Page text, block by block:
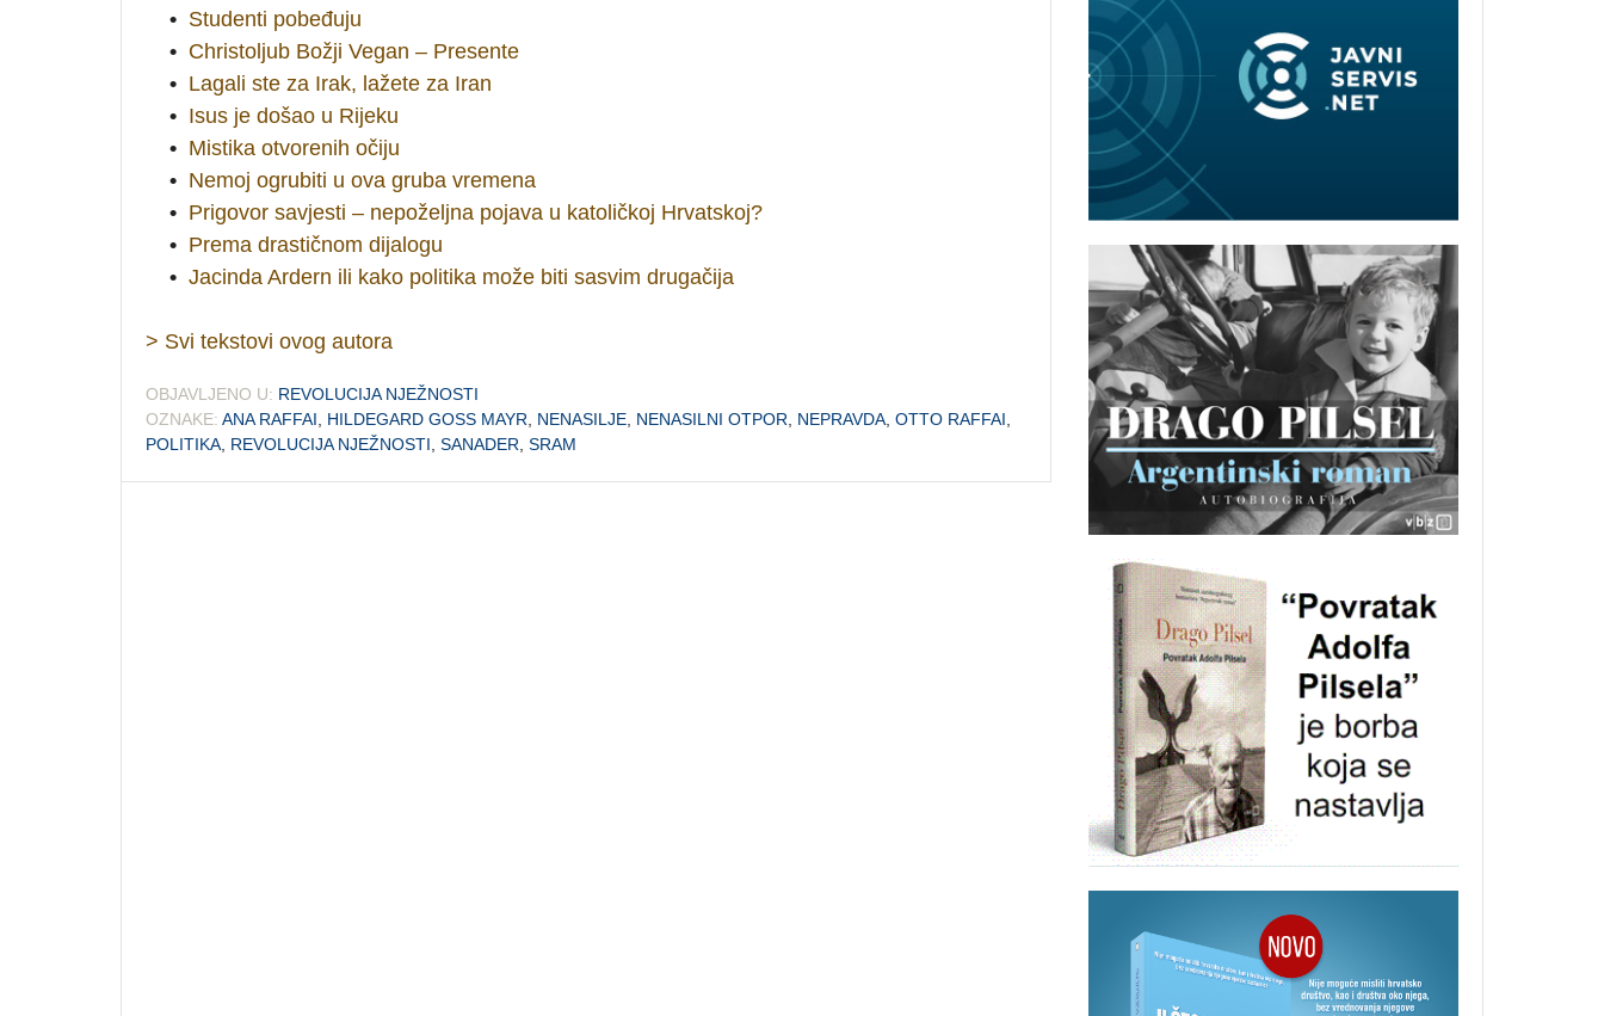
• Studenti pobeđuju
• Christoljub Božji Vegan – Presente
• Lagali ste za Irak, lažete za Iran
• Isus je došao u Rijeku
• Mistika otvorenih očiju
• Nemoj ogrubiti u ova gruba vremena
• Prigovor savjesti – nepoželjna pojava u katoličkoj Hrvatskoj?
• Prema drastičnom dijalogu
• Jacinda Ardern ili kako politika može biti sasvim drugačija
> Svi tekstovi ovog autora
OBJAVLJENO U: REVOLUCIJA NJEŽNOSTI
OZNAKE: ANA RAFFAI HILDEGARD GOSS MAYR NENASILJE NENASILNI OTPOR NEPRAVDA OTTO RAFFAI
POLITIKA REVOLUCIJA NJEŽNOSTI SANADER SRAM